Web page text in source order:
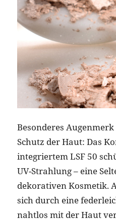
Besonderes
Schutz der Haut: Das
integriertem LSF 50
UV-Strahlung – eine
dekorativen Kosmetik.
sich durch eine
nahtlos mit der Haut